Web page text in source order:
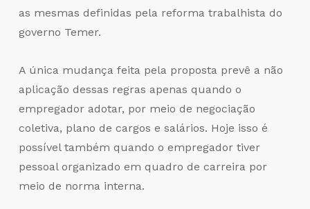
as mesmas definidas pela reforma trabalhista do
governo Temer.
A única mudança feita pela proposta prevê a não
aplicação dessas regras apenas quando o
empregador adotar, por meio de negociação
coletiva, plano de cargos e salários. Hoje isso é
possível também quando o empregador tiver
pessoal organizado em quadro de carreira por
meio de norma interna.